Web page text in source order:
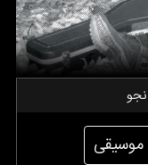
موسیقی